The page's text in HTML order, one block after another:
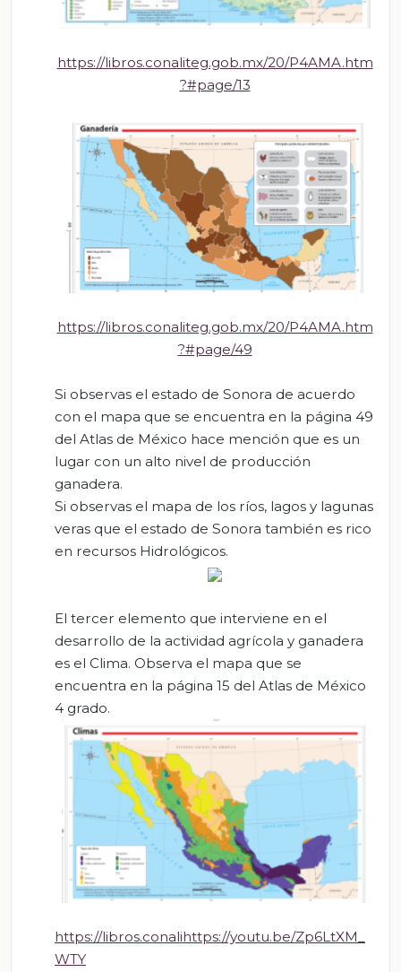
https://libros.conaliteg.gob.mx/20/P4AMA.htm
?#page/13
https://libros.conaliteg.gob.mx/20/P4AMA.htm
?#page/49
Si observas el estado de Sonora de acuerdo
con el mapa que se encuentra en la página 49
del Atlas de México hace mención que es un
lugar con un alto nivel de producción
ganadera.
Si observas el mapa de los ríos, lagos y lagunas
veras que el estado de Sonora también es rico
en recursos Hidrológicos.
El tercer elemento que interviene en el
desarrollo de la actividad agrícola y ganadera
es el Clima. Observa el mapa que se
encuentra en la página 15 del Atlas de México
4 grado.
https://libros.conalihttps://youtu.be/Zp6LtXM_
WTY